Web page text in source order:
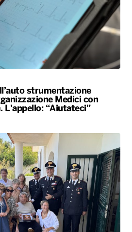
strumentazione
Medici con
L’appello: “Aiutateci”